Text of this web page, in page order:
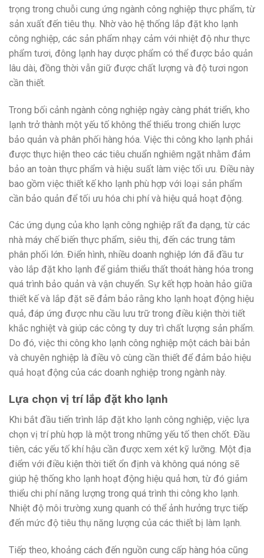
trọng trong chuỗi cung ứng ngành công nghiệp thực phẩm, từ
sản xuất đến tiêu thụ. Nhờ vào hệ thống lắp đặt kho lạnh
công nghiệp, các sản phẩm nhạy cảm với nhiệt độ như thực
phẩm tươi, đông lạnh hay dược phẩm có thể được bảo quản
lâu dài, đồng thời vẫn giữ được chất lượng và độ tươi ngon
cần thiết.
Trong bối cảnh ngành công nghiệp ngày càng phát triển, kho
lạnh trở thành một yếu tố không thể thiếu trong chiến lược
bảo quản và phân phối hàng hóa. Việc thi công kho lạnh phải
được thực hiện theo các tiêu chuẩn nghiêm ngặt nhằm đảm
bảo an toàn thực phẩm và hiệu suất làm việc tối ưu. Điều này
bao gồm việc thiết kế kho lạnh phù hợp với loại sản phẩm
cần bảo quản để tối ưu hóa chi phí và hiệu quả hoạt động.
Các ứng dụng của kho lạnh công nghiệp rất đa dạng, từ các
nhà máy chế biến thực phẩm, siêu thị, đến các trung tâm
phân phối lớn. Điển hình, nhiều doanh nghiệp lớn đã đầu tư
vào lắp đặt kho lạnh để giảm thiểu thất thoát hàng hóa trong
quá trình bảo quản và vận chuyển. Sự kết hợp hoàn hảo giữa
thiết kế và lắp đặt sẽ đảm bảo rằng kho lạnh hoạt động hiệu
quả, đáp ứng được nhu cầu lưu trữ trong điều kiện thời tiết
khắc nghiệt và giúp các công ty duy trì chất lượng sản phẩm.
Do đó, việc thi công kho lạnh công nghiệp một cách bài bản
và chuyên nghiệp là điều vô cùng cần thiết để đảm bảo hiệu
quả hoạt động của các doanh nghiệp trong ngành này.
Lựa chọn vị trí lắp đặt kho lạnh
Khi bắt đầu tiến trình lắp đặt kho lạnh công nghiệp, việc lựa
chọn vị trí phù hợp là một trong những yếu tố then chốt. Đầu
tiên, các yếu tố khí hậu cần được xem xét kỹ lưỡng. Một địa
điểm với điều kiện thời tiết ổn định và không quá nóng sẽ
giúp hệ thống kho lạnh hoạt động hiệu quả hơn, từ đó giảm
thiểu chi phí năng lượng trong quá trình thi công kho lạnh.
Nhiệt độ môi trường xung quanh có thể ảnh hưởng trực tiếp
đến mức độ tiêu thụ năng lượng của các thiết bị làm lạnh.
Tiếp theo, khoảng cách đến nguồn cung cấp hàng hóa cũng